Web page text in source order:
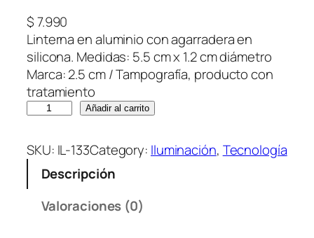
$7.990
Linterna en aluminio con agarradera en
silicona. Medidas: 5.5 cm x 1.2 cm diámetro
Marca: 2.5 cm / Tampografía, producto con
tratamiento
n
t
Añadir al carrito
SKU: IL-133Category: Iluminación, Tecnología
Descripción
Valoraciones (0)